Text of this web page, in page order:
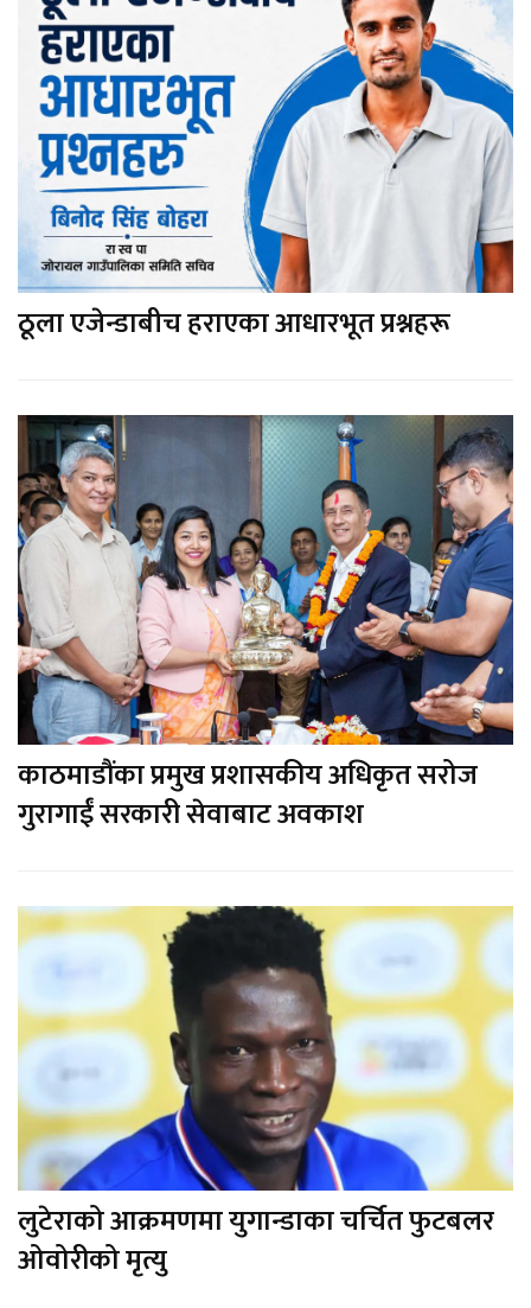
ठूला एजेन्डाबीच हराएका आधारभूत प्रश्नहरू
काठमाडौंका प्रमुख प्रशासकीय अधिकृत सरोज
गुरागाईं सरकारी सेवाबाट अवकाश
लुटेराको आक्रमणमा युगान्डाका चर्चित फुटबलर
ओवोरीको मृत्यु